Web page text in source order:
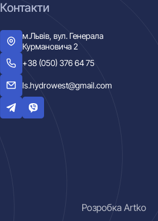
Контакти
м.Львів, вул. Генерала
Курмановича 2
+38 (050) 376 64 75
ls.hydrowest@gmail.com
Розробка Artko